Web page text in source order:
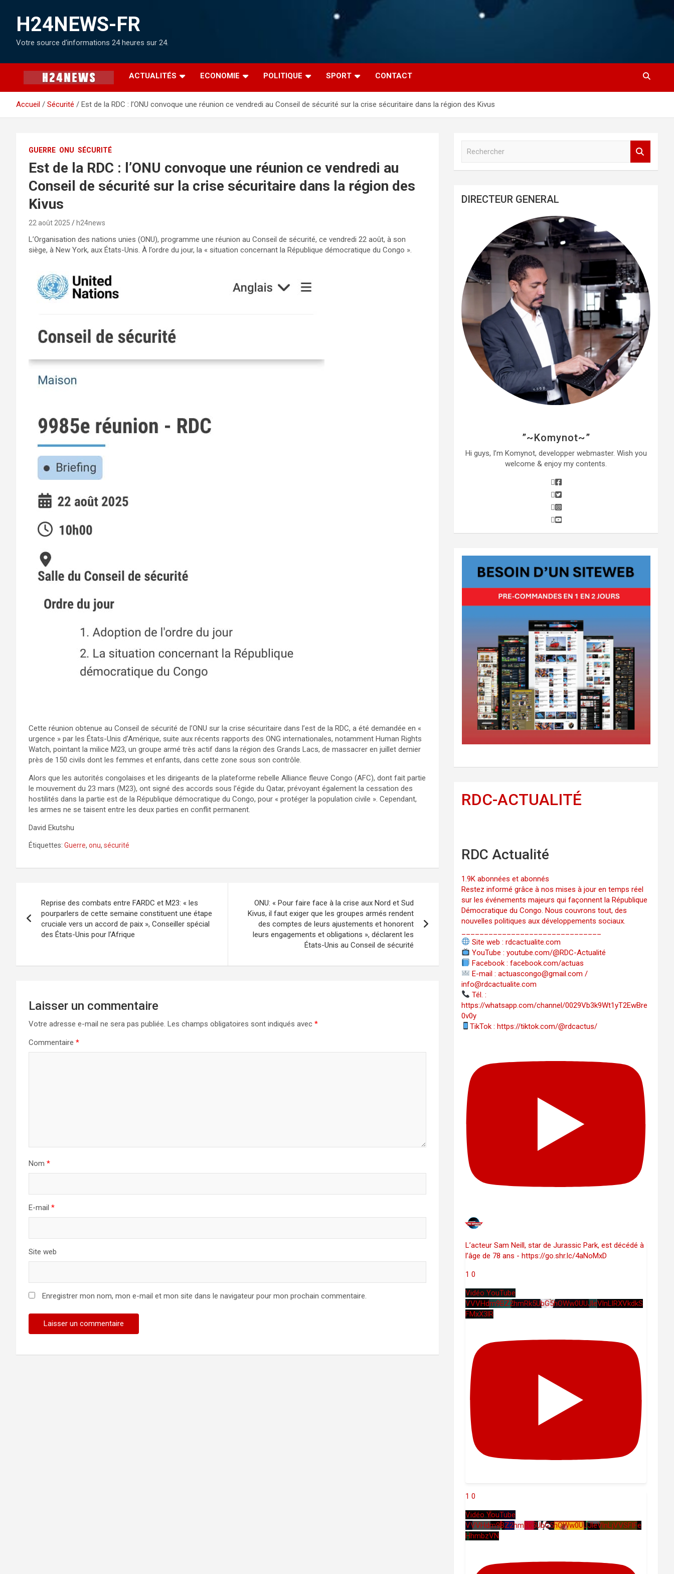
H24NEWS-FR
Votre source d'informations 24 heures sur 24.
ACTUALITÉS ECONOMIE POLITIQUE SPORT CONTACT
Accueil Sécurité Est de la RDC : l’ONU convoque une réunion ce vendredi au Conseil de sécurité sur la crise sécuritaire dans la région des Kivus
GUERRE ONU SÉCURITÉ
Est de la RDC : l’ONU convoque une réunion ce vendredi au
Conseil de sécurité sur la crise sécuritaire dans la région des
Kivus
22 août 2025 h24news
L’Organisation des nations unies (ONU), programme une réunion au Conseil de sécurité, ce vendredi 22 août, à son
siège, à New York, aux États-Unis. À l’ordre du jour, la « situation concernant la République démocratique du Congo ».
Cette réunion obtenue au Conseil de sécurité de l’ONU sur la crise sécuritaire dans l’est de la RDC, a été demandée en «
urgence » par les États-Unis d’Amérique, suite aux récents rapports des ONG internationales, notamment Human Rights
Watch, pointant la milice M23, un groupe armé très actif dans la région des Grands Lacs, de massacrer en juillet dernier
près de 150 civils dont les femmes et enfants, dans cette zone sous son contrôle.
Alors que les autorités congolaises et les dirigeants de la plateforme rebelle Alliance fleuve Congo (AFC), dont fait partie
le mouvement du 23 mars (M23), ont signé des accords sous l’égide du Qatar, prévoyant également la cessation des
hostilités dans la partie est de la République démocratique du Congo, pour « protéger la population civile ». Cependant,
les armes ne se taisent entre les deux parties en conflit permanent.
David Ekutshu
Étiquettes: Guerre, onu, sécurité
de
l’article
Reprise des combats entre FARDC et M23: « les
pourparlers de cette semaine constituent une étape
cruciale vers un accord de paix », Conseiller spécial
des États-Unis pour l’Afrique
ONU: « Pour faire face à la crise aux Nord et Sud
Kivus, il faut exiger que les groupes armés rendent
des comptes de leurs ajustements et honorent
leurs engagements et obligations », déclarent les
États-Unis au Conseil de sécurité
Laisser un commentaire
Votre adresse e-mail ne sera pas publiée. Les champs obligatoires sont indiqués avec *
Commentaire *
Nom *
E-mail *
Site web
Enregistrer mon nom, mon e-mail et mon site dans le navigateur pour mon prochain commentaire.
r
DIRECTEUR GENERAL
”~Komynot~”
Hi guys, I’m Komynot, developper webmaster. Wish you
welcome & enjoy my contents.
RDC-ACTUALITÉ
RDC Actualité
1.9K abonnées et abonnés
Restez informé grâce à nos mises à jour en temps réel
sur les événements majeurs qui façonnent la République
Démocratique du Congo. Nous couvrons tout, des
nouvelles politiques aux développements sociaux.
Site web : rdcactualite.com
YouTube : youtube.com/@RDC-Actualité
Facebook : facebook.com/actuas
E-mail : actuascongo@gmail.com /
info@rdcactualite.com
Tél. : ‪‪‪‪‪‪‪‪‪‪‪‪‪‪‪‪‪‪‪‪‪‪‪‪‪‪‪‪‪‪‪‪
https://whatsapp.com/channel/0029Vb3k9Wt1yT2EwBre
0v0y
TikTok : https://tiktok.com/@rdcactus/
L’acteur Sam Neill, star de Jurassic Park, est décédé à
l’âge de 78 ans - https://go.shr.lc/4aNoMxD
1 0
Vidéo YouTube
VVVHdm9BZ2hmRk5UbG5hOWw0UUJleVlnLlRXVkdkS
FMxX3lR
1 0
Vidéo YouTube
VVVHdm9BZ2hmRk5UbG5hOWw0UUJleVlnLjVVSFlFe
HhmbzVN